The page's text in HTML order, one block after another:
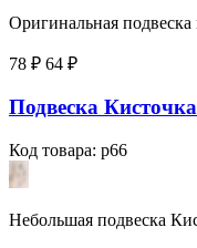
Оригинальная
78 ₽ 64 ₽
Подвеска Кисточка
Код товара: p66
Небольшая подвеска